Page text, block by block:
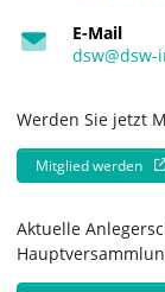
E-Mail
dsw@dsw-
Werden Sie jetzt
Mitglied werden
Aktuelle